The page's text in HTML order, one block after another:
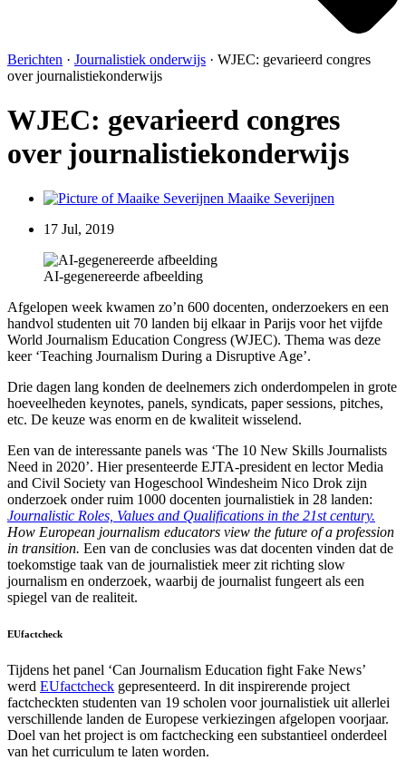
Berichten · Journalistiek onderwijs · WJEC: gevarieerd congres
over journalistiekonderwijs
WJEC: gevarieerd congres
over journalistiekonderwijs
Maaike Severijnen
17 Jul, 2019
AI-gegenereerde afbeelding
Afgelopen week kwamen zo’n 600 docenten, onderzoekers en een
handvol studenten uit 70 landen bij elkaar in Parijs voor het vijfde
World Journalism Education Congress (WJEC). Thema was deze
keer ‘Teaching Journalism During a Disruptive Age’.
Drie dagen lang konden de deelnemers zich onderdompelen in grote
hoeveelheden keynotes, panels, syndicats, paper sessions, pitches,
etc. De keuze was enorm en de kwaliteit wisselend.
Een van de interessante panels was ‘The 10 New Skills Journalists
Need in 2020’. Hier presenteerde EJTA-president en lector Media
and Civil Society van Hogeschool Windesheim Nico Drok zijn
onderzoek onder ruim 1000 docenten journalistiek in 28 landen:
Journalistic Roles, Values and Qualifications in the 21st century.
How European journalism educators view the future of a profession
in transition. Een van de conclusies was dat docenten vinden dat de
toekomstige taak van de journalistiek meer zit richting slow
journalism en onderzoek, waarbij de journalist fungeert als een
spiegel van de realiteit.
EUfactcheck
Tijdens het panel ‘Can Journalism Education fight Fake News’
werd EUfactcheck gepresenteerd. In dit inspirerende project
factcheckten studenten van 19 scholen voor journalistiek uit allerlei
verschillende landen de Europese verkiezingen afgelopen voorjaar.
Doel van het project is om factchecking een substantieel onderdeel
van het curriculum te laten worden.